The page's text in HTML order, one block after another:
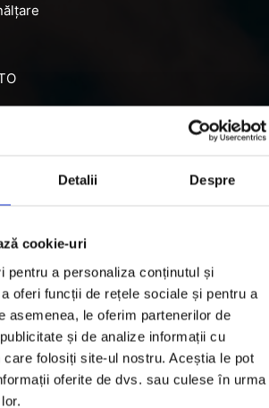
Detalii Despre
cookie-uri
pentru a personaliza conținutul și
oferi funcții de rețele sociale și pentru a
asemenea, le oferim partenerilor de
și de analize informații cu
folosiți site-ul nostru. Aceștia le pot
oferite de dvs. sau culese în urma
utile